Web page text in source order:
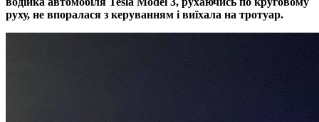
руху, не впоралася з керуванням і виїхала на тротуар.